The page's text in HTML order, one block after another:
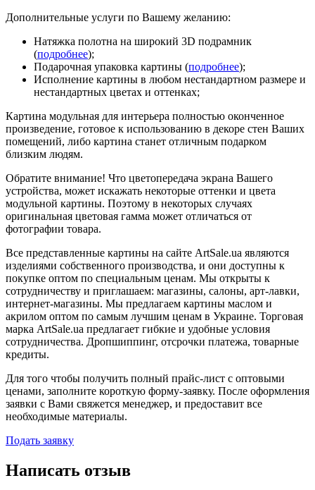
Дополнительные услуги по Вашему желанию:
Натяжка полотна на широкий 3D подрамник
(подробнее);
Подарочная упаковка картины (подробнее);
Исполнение картины в любом нестандартном размере и
нестандартных цветах и оттенках;
Картина модульная для интерьера полностью оконченное
произведение, готовое к использованию в декоре стен Ваших
помещений, либо картина станет отличным подарком
близким людям.
Обратите внимание! Что цветопередача экрана Вашего
устройства, может искажать некоторые оттенки и цвета
модульной картины. Поэтому в некоторых случаях
оригинальная цветовая гамма может отличаться от
фотографии товара.
Все представленные картины на сайте ArtSale.ua являются
изделиями собственного производства, и они доступны к
покупке оптом по специальным ценам. Мы открыты к
сотрудничеству и приглашаем: магазины, салоны, арт-лавки,
интернет-магазины. Мы предлагаем картины маслом и
акрилом оптом по самым лучшим ценам в Украине. Торговая
марка ArtSale.ua предлагает гибкие и удобные условия
сотрудничества. Дропшиппинг, отсрочки платежа, товарные
кредиты.
Для того чтобы получить полный прайс-лист с оптовыми
ценами, заполните короткую форму-заявку. После оформления
заявки с Вами свяжется менеджер, и предоставит все
необходимые материалы.
Подать заявку
Написать отзыв